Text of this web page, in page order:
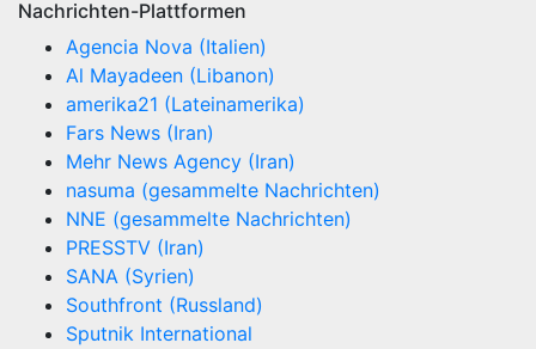
Nachrichten-Plattformen
Agencia Nova (Italien)
Al Mayadeen (Libanon)
amerika21 (Lateinamerika)
Fars News (Iran)
Mehr News Agency (Iran)
nasuma (gesammelte Nachrichten)
NNE (gesammelte Nachrichten)
PRESSTV (Iran)
SANA (Syrien)
Southfront (Russland)
Sputnik International